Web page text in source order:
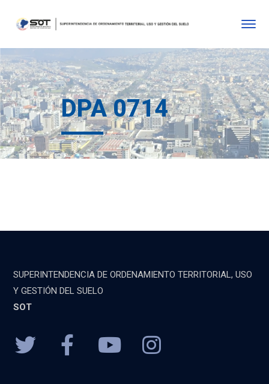
DPA 0714
SUPERINTENDENCIA DE ORDENAMIENTO TERRITORIAL, USO
Y GESTIÓN DEL SUELO
SOT